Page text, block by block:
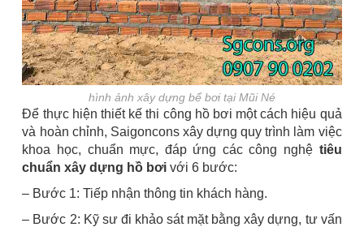
hình ảnh xây dựng bể bơi tại Mũi Né
Để thực hiện thiết kế thi công hồ bơi một cách hiệu quả
và hoàn chỉnh, Saigoncons xây dựng quy trình làm việc
khoa học, chuẩn mực, đáp ứng các công nghệ tiêu
chuẩn xây dựng hồ bơi với 6 bước:
– Bước 1: Tiếp nhận thông tin khách hàng.
– Bước 2: Kỹ sư đi khảo sát mặt bằng xây dựng, tư vấn